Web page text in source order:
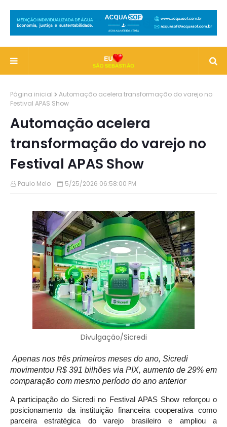
Página inicial
Automação acelera transformação do varejo no
Festival APAS Show
Automação acelera
transformação do varejo no
Festival APAS Show
Paulo Melo 5/25/2026 06:58:00 PM
Divulgação/Sicredi
Apenas nos três primeiros meses do ano, Sicredi
movimentou R$ 391 bilhões via PIX, aumento de 29% em
comparação com mesmo período do ano anterior
A participação do Sicredi no Festival APAS Show reforçou o
posicionamento da instituição financeira cooperativa como
parceira estratégica do varejo brasileiro e ampliou a